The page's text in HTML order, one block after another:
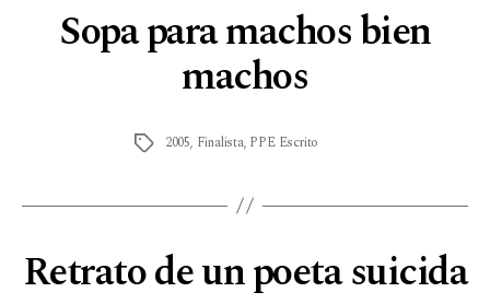
Sopa para machos bien
machos
2005, Finalista, PPE Escrito
Retrato de un poeta suicida